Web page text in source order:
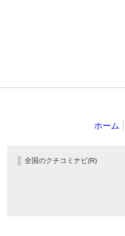
ホーム
全国のクチコミナビ(R)